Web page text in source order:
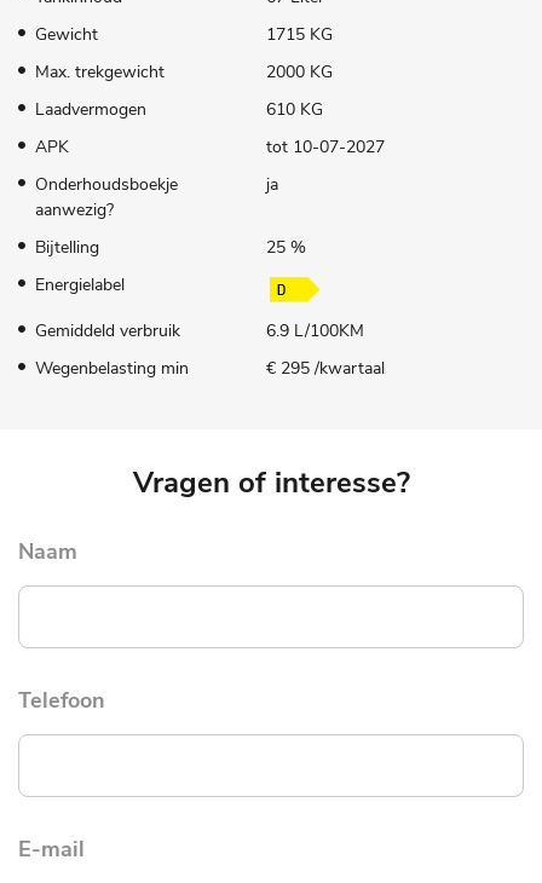
Gewicht
1715 KG
Max. trekgewicht
2000 KG
Laadvermogen
610 KG
APK
tot 10-07-2027
Onderhoudsboekje
aanwezig?
ja
Bijtelling
25 %
Energielabel
Gemiddeld verbruik
6.9 L/100KM
Wegenbelasting min
€ 295 /kwartaal
Vragen of interesse?
Naam
Telefoon
E-mail